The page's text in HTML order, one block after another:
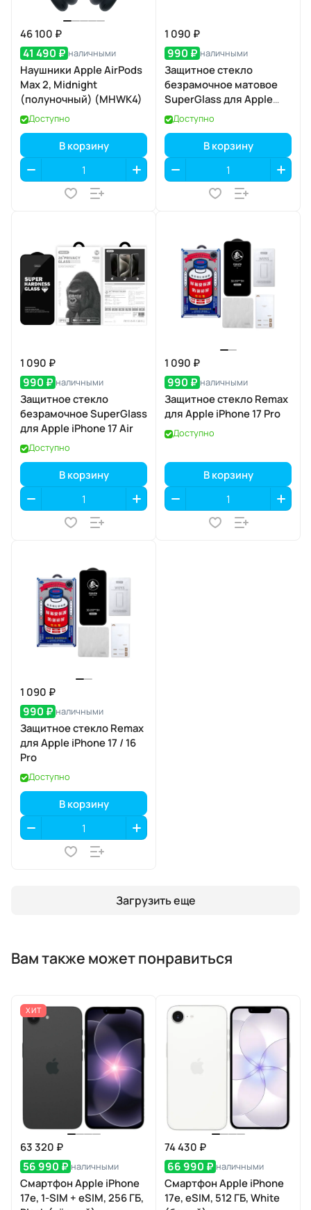
46 100 ₽
41 490 ₽ наличными
Наушники Apple AirPods
Max 2, Midnight
(полуночный) (MHWK4)
Доступно
В корзину
1 090 ₽
990 ₽ наличными
Защитное стекло
безрамочное матовое
SuperGlass для Apple
iPhone 17 Air
Доступно
В корзину
1 090 ₽
990 ₽ наличными
Защитное стекло
безрамочное SuperGlass
для Apple iPhone 17 Air
Доступно
В корзину
1 090 ₽
990 ₽ наличными
Защитное стекло Remax
для Apple iPhone 17 Pro
Доступно
В корзину
1 090 ₽
990 ₽ наличными
Защитное стекло Remax
для Apple iPhone 17 / 16
Pro
Доступно
В корзину
Загрузить еще
Вам также может понравиться
ХИТ
63 320 ₽
56 990 ₽ наличными
Смартфон Apple iPhone
17e, 1-SIM + eSIM, 256 ГБ,
74 430 ₽
66 990 ₽ наличными
Смартфон Apple iPhone
17e, eSIM, 512 ГБ, White